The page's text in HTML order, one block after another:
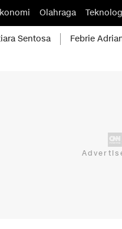
Olahraga
Sentosa Febrie